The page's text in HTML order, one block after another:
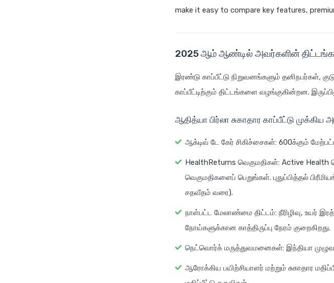
make it easy to compare key features,
2025 ஆம் ஆண்டில் அவர்களின்
இரண்டு காப்பீட்டு நிறுவனங்களும் தனிநபர்கள்,
காப்பீட்டிற்கும் திட்டங்களை வழங்குகின்றன.
ஆதித்யா பிர்லா சுகாதார காப்பீட்டு
ஆக்டிவ் டே கேர் சிகிச்சைகள்: 600க்கும்
HealthReturns வெகுமதிகள்: Active
வெகுமதிகளைப் பெறுங்கள். புதுப்பித்தல்
சதவீதம் வரை).
நாள்பட்ட மேலாண்மை திட்டம்: நீரிழிவு, உயர்
நோய்களுக்கான காத்திருப்பு நேரம் குறைகிறது.
நெட்வொர்க் மருத்துவமனைகள்: இந்தியா
ஆரோக்கிய பயிற்சியாளர் மற்றும் சுகாதார